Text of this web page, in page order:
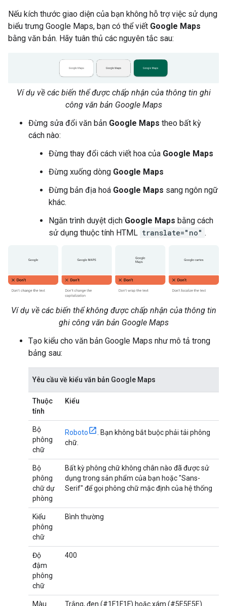
Nếu kích thước giao diện của bạn không hỗ trợ việc sử dụng
biểu trưng Google Maps, bạn có thể viết Google Maps
bằng văn bản. Hãy tuân thủ các nguyên tắc sau:
Ví dụ về các biến thể được chấp nhận của thông tin ghi
công văn bản Google Maps
Đừng sửa đổi văn bản Google Maps theo bất kỳ
cách nào:
Đừng thay đổi cách viết hoa của Google Maps
Đừng xuống dòng Google Maps
Đừng bản địa hoá Google Maps sang ngôn ngữ
khác.
Ngăn trình duyệt dịch Google Maps bằng cách
sử dụng thuộc tính HTML translate="no" .
Ví dụ về các biến thể không được chấp nhận của thông tin
ghi công văn bản Google Maps
Tạo kiểu cho văn bản Google Maps như mô tả trong
bảng sau:
Yêu cầu về kiểu văn bản Google Maps
Thuộc
tính
Kiểu
Bộ
phông
chữ
Roboto
. Bạn không bắt buộc phải tải phông
chữ.
Bộ
phông
chữ dự
phòng
Bất kỳ phông chữ không chân nào đã được sử
dụng trong sản phẩm của bạn hoặc "Sans-
Serif" để gọi phông chữ mặc định của hệ thống
Kiểu
phông
chữ
Bình thường
Độ
đậm
phông
chữ
400
Màu Trắng, đen (#1F1F1F) hoặc xám (#5E5E5E).